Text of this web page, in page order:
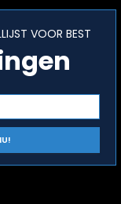
VOOR BEST